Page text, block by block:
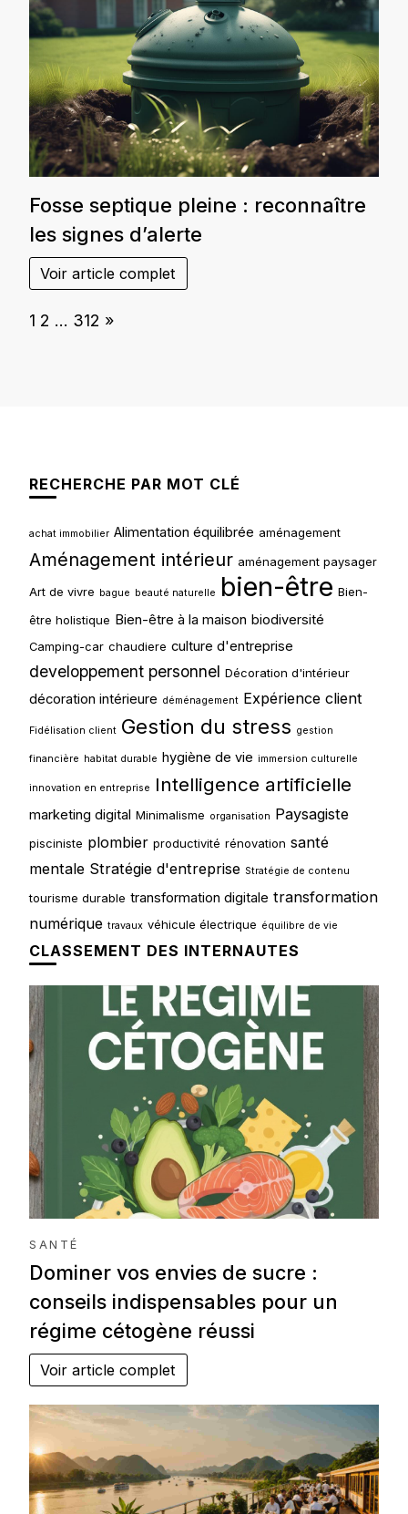
Fosse septique pleine : reconnaître
les signes d’alerte
Voir article complet
Page:
1 2 … 312 Next
»
RECHERCHE PAR MOT CLÉ
achat immobilier Alimentation équilibrée aménagement
Aménagement intérieur aménagement paysager
Art de vivre bague beauté naturelle bien-être Bien-
être holistique Bien-être à la maison biodiversité
Camping-car chaudiere culture d'entreprise
developpement personnel Décoration d'intérieur
décoration intérieure déménagement Expérience client
Fidélisation client Gestion du stress gestion
financière habitat durable hygiène de vie immersion culturelle
innovation en entreprise Intelligence artificielle
marketing digital Minimalisme organisation Paysagiste
pisciniste plombier productivité rénovation santé
mentale Stratégie d'entreprise Stratégie de contenu
tourisme durable transformation digitale transformation
numérique travaux véhicule électrique équilibre de vie
CLASSEMENT DES INTERNAUTES
SANTÉ
Dominer vos envies de sucre :
conseils indispensables pour un
régime cétogène réussi
Voir article complet